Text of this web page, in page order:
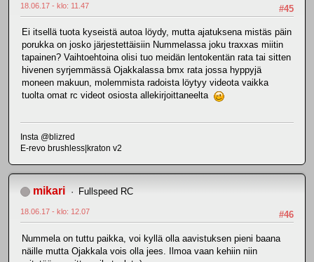
#45
18.06.17 - klo: 11.47
Ei itsellä tuota kyseistä autoa löydy, mutta ajatuksena mistäs päin
porukka on josko järjestettäisiin Nummelassa joku traxxas miitin
tapainen? Vaihtoehtoina olisi tuo meidän lentokentän rata tai sitten
hivenen syrjemmässä Ojakkalassa bmx rata jossa hyppyjä
moneen makuun, molemmista radoista löytyy videota vaikka
tuolta omat rc videot osiosta allekirjoittaneelta
Insta @blizred
E-revo brushless|kraton v2
mikari Fullspeed RC
#46
18.06.17 - klo: 12.07
Nummela on tuttu paikka, voi kyllä olla aavistuksen pieni baana
näille mutta Ojakkala vois olla jees. Ilmoa vaan kehiin niin